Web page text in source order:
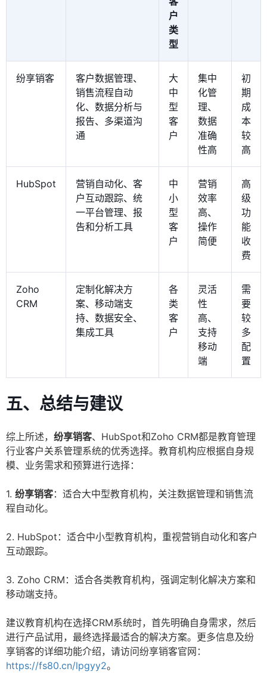
户
类
型
纷享销客
客户数据管理、
销售流程自动
化、数据分析与
报告、多渠道沟
通
大
中
型
客
户
集中
化管
理、
数据
准确
性高
初
期
成
本
较
高
HubSpot
营销自动化、客
户互动跟踪、统
一平台管理、报
告和分析工具
中
小
型
客
户
营销
效率
高、
操作
简便
高
级
功
能
收
费
Zoho
CRM
定制化解决方
案、移动端支
持、数据安全、
集成工具
各
类
客
户
灵活
性
高、
支持
移动
端
需
要
较
多
配
置
五、总结与建议
综上所述， 纷享销客、HubSpot和Zoho CRM都是教育管理
行业客户关系管理系统的优秀选择。教育机构应根据自身规
模、业务需求和预算进行选择：
1. 纷享销客：适合大中型教育机构，关注数据管理和销售流
程自动化。
2. HubSpot：适合中小型教育机构，重视营销自动化和客户
互动跟踪。
3. Zoho CRM：适合各类教育机构，强调定制化解决方案和
移动端支持。
建议教育机构在选择CRM系统时，首先明确自身需求，然后
进行产品试用，最终选择最适合的解决方案。更多信息及纷
享销客的详细功能介绍，请访问纷享销客官网：
https://fs80.cn/lpgyy2。